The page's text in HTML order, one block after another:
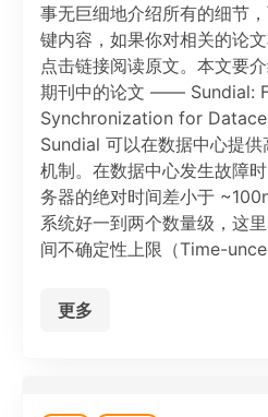
事无巨细地介绍所有的细节
键内容，如果你对相关的论
点击链接阅读原文。本文要
期刊中的论文 —— Sundial:
Synchronization for
Sundial 可以在数据中心提
机制。在数据中心发生故障
务器的绝对时间差小于
系统好一到两个数量级，这
间不确定性上限（Time-
更多